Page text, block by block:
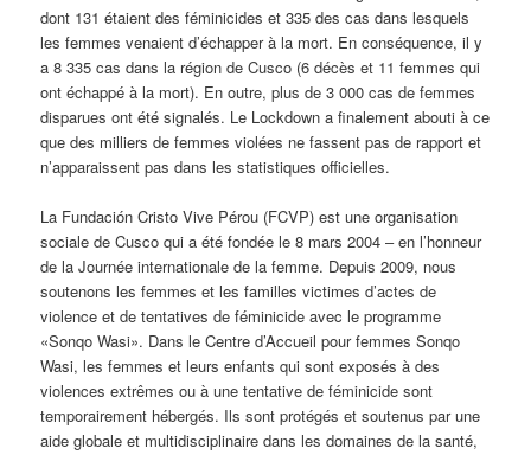
dont 131 étaient des féminicides et 335 des cas dans lesquels
les femmes venaient d’échapper à la mort. En conséquence, il y
a 8 335 cas dans la région de Cusco (6 décès et 11 femmes qui
ont échappé à la mort). En outre, plus de 3 000 cas de femmes
disparues ont été signalés. Le Lockdown a finalement abouti à ce
que des milliers de femmes violées ne fassent pas de rapport et
n’apparaissent pas dans les statistiques officielles.
La Fundación Cristo Vive Pérou (FCVP) est une organisation
sociale de Cusco qui a été fondée le 8 mars 2004 – en l’honneur
de la Journée internationale de la femme. Depuis 2009, nous
soutenons les femmes et les familles victimes d’actes de
violence et de tentatives de féminicide avec le programme
«Sonqo Wasi». Dans le Centre d’Accueil pour femmes Sonqo
Wasi, les femmes et leurs enfants qui sont exposés à des
violences extrêmes ou à une tentative de féminicide sont
temporairement hébergés. Ils sont protégés et soutenus par une
aide globale et multidisciplinaire dans les domaines de la santé,